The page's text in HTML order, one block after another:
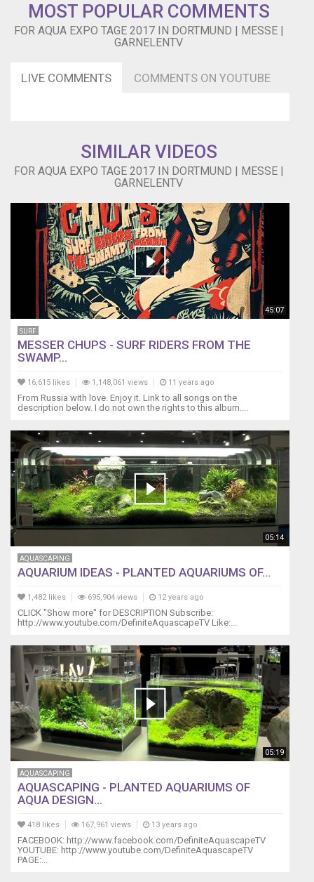
Kontakt:MOST POPULAR COMMENTS
FOR AQUA EXPO TAGE 2017 IN DORTMUND | MESSE |
GARNELENTV
LIVE COMMENTS COMMENTS ON YOUTUBE
SIMILAR VIDEOS
FOR AQUA EXPO TAGE 2017 IN DORTMUND | MESSE |
GARNELENTV
45:07
SURF
MESSER CHUPS - SURF RIDERS FROM THE
SWAMP...
16,615 likes 1,148,061 views 11 years ago
From Russia with love. Enjoy it. Link to all songs on the
description below. I do not own the rights to this album....
05:14
AQUASCAPING
AQUARIUM IDEAS - PLANTED AQUARIUMS OF...
1,482 likes 695,904 views 12 years ago
CLICK "Show more" for DESCRIPTION Subscribe:
‪http://www.youtube.com/DefiniteAquascapeTV‬ Like:...
05:19
AQUASCAPING
AQUASCAPING - PLANTED AQUARIUMS OF
AQUA DESIGN...
418 likes 167,961 views 13 years ago
FACEBOOK: http://www.facebook.com/DefiniteAquascapeTV
YOUTUBE: http://www.youtube.com/DefiniteAquascapeTV
PAGE:...